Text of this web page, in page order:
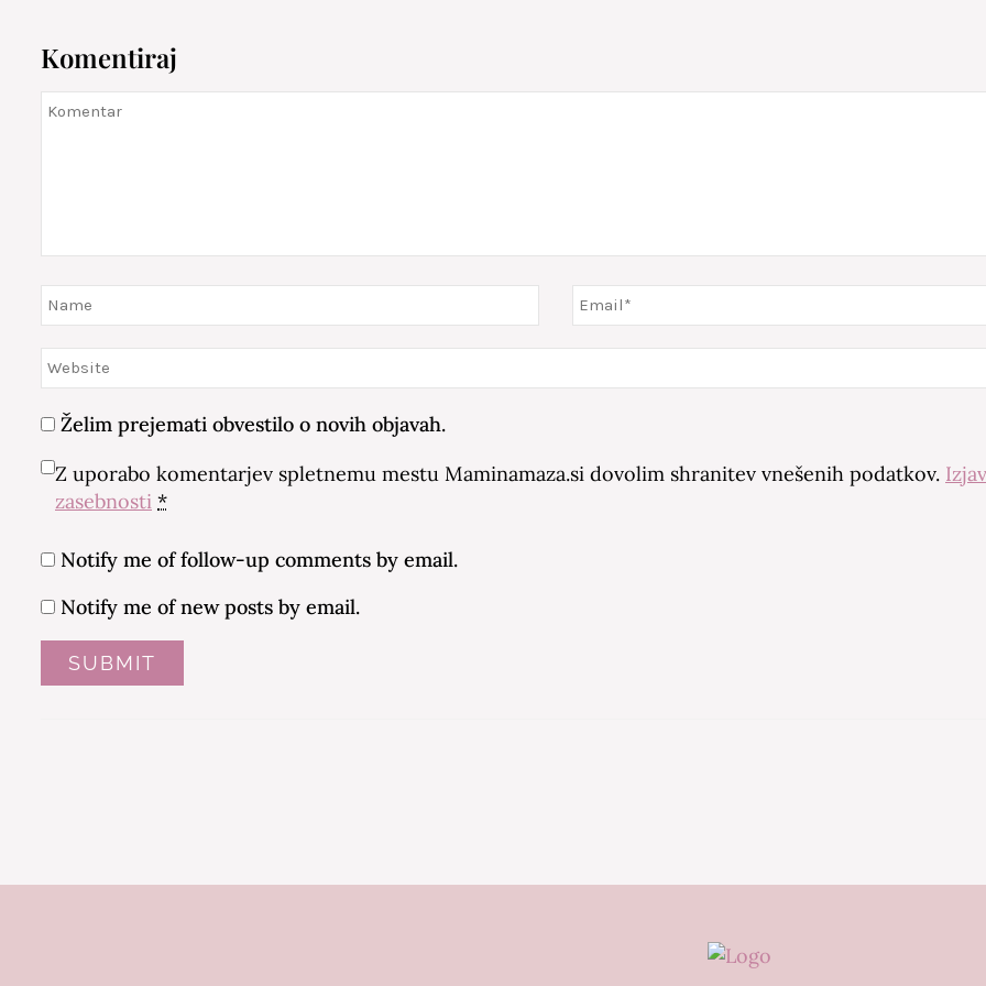
Komentiraj
Želim prejemati obvestilo o novih objavah.
Z uporabo komentarjev spletnemu mestu Maminamaza.si dovolim shranitev vnešenih podatkov.
zasebnosti *
Notify me of follow-up comments by email.
Notify me of new posts by email.